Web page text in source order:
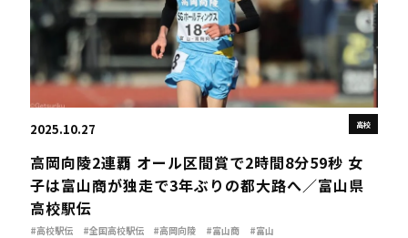
高校
2025.10.27
高岡向陵2連覇 オール区間賞で2時間8分59秒 女
子は富山商が独走で3年ぶりの都大路へ／富山県
高校駅伝
#高校駅伝 #全国高校駅伝 #高岡向陵 #富山商 #富山